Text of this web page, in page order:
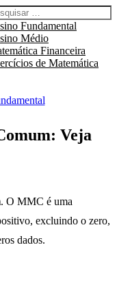
Abre o menu principal do site.
por:
Fundamental
Médio
Financeira
de Matemática
Veja
. O MMC é uma
excluindo o zero,
dados.